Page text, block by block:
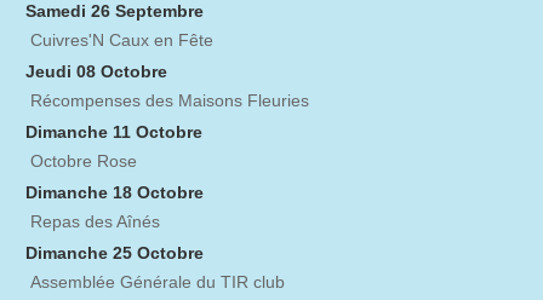
Samedi 26 Septembre
Cuivres'N Caux en Fête
Jeudi 08 Octobre
Récompenses des Maisons Fleuries
Dimanche 11 Octobre
Octobre Rose
Dimanche 18 Octobre
Repas des Aînés
Dimanche 25 Octobre
Assemblée Générale du TIR club